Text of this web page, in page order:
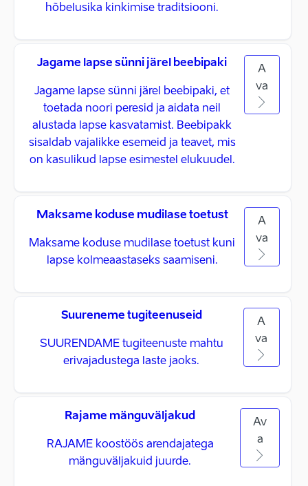
hõbelusika kinkimise traditsiooni.
Jagame lapse sünni järel beebipaki
Jagame lapse sünni järel beebipaki, et
toetada noori peresid ja aidata neil
alustada lapse kasvatamist. Beebipakk
sisaldab vajalikke esemeid ja teavet, mis
on kasulikud lapse esimestel elukuudel.
A
va
Maksame koduse mudilase toetust
Maksame koduse mudilase toetust kuni
lapse kolmeaastaseks saamiseni.
A
va
Suureneme tugiteenuseid
SUURENDAME tugiteenuste mahtu
erivajadustega laste jaoks.
A
va
Rajame mänguväljakud
RAJAME koostöös arendajatega
mänguväljakuid juurde.
Av
a